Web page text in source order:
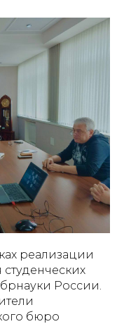
реализации
России.
бюро